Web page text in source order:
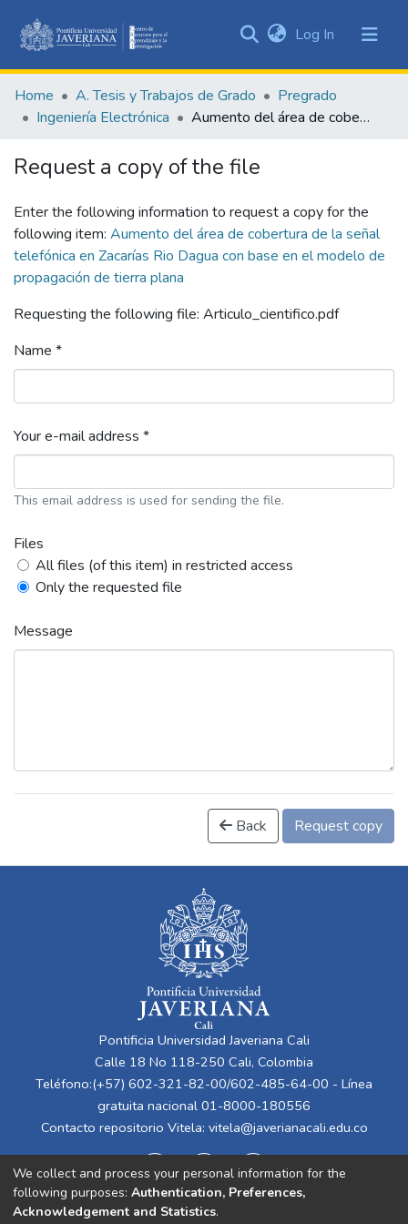
&
Collections
Log In (current)
Home A. Tesis y Trabajos de Grado
Pregrado
Ingeniería Electrónica
Aumento del área de cobertura de la señal telefónica en Zacarías Rio Dagua con base en el modelo de propagación de tierra plana
Request a copy of the file
Enter the following information to request a copy for the
following item: Aumento del área de cobertura de la señal
telefónica en Zacarías Rio Dagua con base en el modelo de
propagación de tierra plana
Requesting the following file: Articulo_cientifico.pdf
Name *
Your e-mail address *
This email address is used for sending the file.
Files
All files (of this item) in restricted access
Only the requested file
Message
Back Request copy
Pontificia Universidad Javeriana Cali
Calle 18 No 118-250 Cali, Colombia
Teléfono:(+57) 602-321-82-00/602-485-64-00 - Línea
gratuita nacional 01-8000-180556
Contacto repositorio Vitela: vitela@javerianacali.edu.co
We collect and process your personal information for the
following purposes: Authentication, Preferences,
Acknowledgement and Statistics.